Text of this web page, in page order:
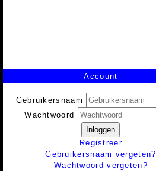
Account
Gebruikersnaam
Wachtwoord
Inloggen
Registreer
Gebruikersnaam vergeten?
Wachtwoord vergeten?